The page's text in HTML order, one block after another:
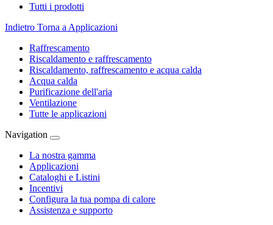
Tutti i prodotti
Indietro Torna a Applicazioni
Raffrescamento
Riscaldamento e raffrescamento
Riscaldamento, raffrescamento e acqua calda
Acqua calda
Purificazione dell'aria
Ventilazione
Tutte le applicazioni
Navigation
La nostra gamma
Applicazioni
Cataloghi e Listini
Incentivi
Configura la tua pompa di calore
Assistenza e supporto